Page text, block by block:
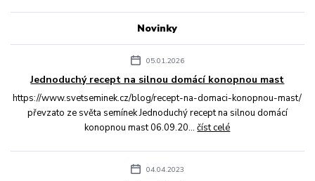
Novinky
05.01.2026
Jednoduchý recept na silnou domácí konopnou mast
https://www.svetseminek.cz/blog/recept-na-domaci-konopnou-mast/
převzato ze světa semínek Jednoduchý recept na silnou domácí
konopnou mast 06.09.20...číst celé
04.04.2023